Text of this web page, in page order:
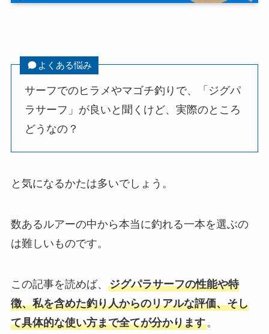
よくある悩み
サーフでのヒラメやマゴチ釣りで、「ジグパ
ラサーフ」が良いと聞くけど、実際のところ
どうなの？
と気になるかたは多いでしょう。
数あるルアーの中から本当に釣れる一本を選ぶの
は難しいものです。
この記事を読めば、 ジグパラサーフの性能や特
徴、私を含めた釣り人からのリアルな評価、そし
て具体的な使い方まで全てが分かります。